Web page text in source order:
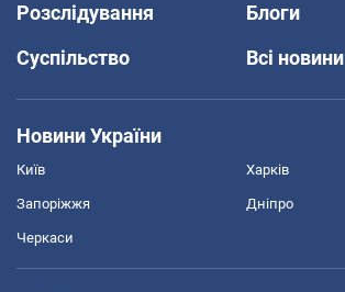
Розслідування
Блоги
Суспільство
Всі новини
Новини України
Київ Харків
Запоріжжя Дніпро
Черкаси